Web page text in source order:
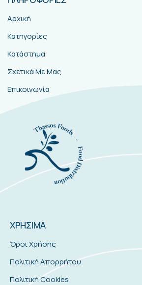
Αρχική
Κατηγορίες
Κατάστημα
Σχετικά Με Μας
Επικοινωνία
ΧΡΗΣΙΜΑ
Όροι Χρήσης
Πολιτική Απορρήτου
Πολιτική Cookies